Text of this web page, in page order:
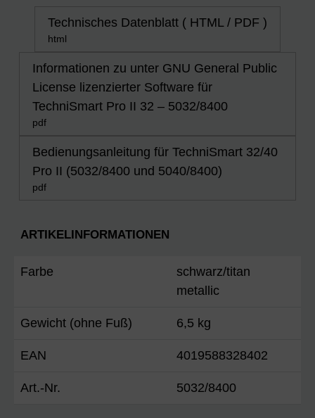
Technisches Datenblatt ( HTML / PDF )
html
Informationen zu unter GNU General Public
License lizenzierter Software für
TechniSmart Pro II 32 – 5032/8400
pdf
Bedienungsanleitung für TechniSmart 32/40
Pro II (5032/8400 und 5040/8400)
pdf
ARTIKELINFORMATIONEN
Farbe
schwarz/titan
metallic
Gewicht (ohne Fuß) 6,5 kg
EAN 4019588328402
Art.-Nr. 5032/8400